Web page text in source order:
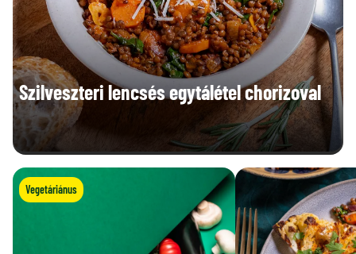
Szilveszteri lencsés egytálétel chorizoval
Vegetáriánus